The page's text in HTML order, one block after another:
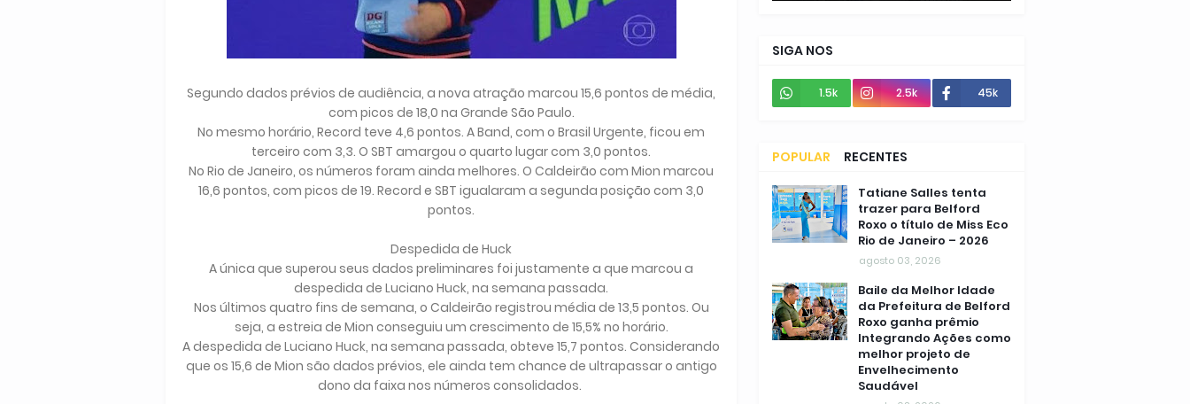
Segundo dados prévios de audiência, a nova atração marcou 15,6 pontos de média,
com picos de 18,0 na Grande São Paulo.
No mesmo horário, Record teve 4,6 pontos. A Band, com o Brasil Urgente, ficou em
terceiro com 3,3. O SBT amargou o quarto lugar com 3,0 pontos.
No Rio de Janeiro, os números foram ainda melhores. O Caldeirão com Mion marcou
16,6 pontos, com picos de 19. Record e SBT igualaram a segunda posição com 3,0
pontos.
Despedida de Huck
A única que superou seus dados preliminares foi justamente a que marcou a
despedida de Luciano Huck, na semana passada.
Nos últimos quatro fins de semana, o Caldeirão registrou média de 13,5 pontos. Ou
seja, a estreia de Mion conseguiu um crescimento de 15,5% no horário.
A despedida de Luciano Huck, na semana passada, obteve 15,7 pontos. Considerando
que os 15,6 de Mion são dados prévios, ele ainda tem chance de ultrapassar o antigo
dono da faixa nos números consolidados.
SIGA NOS
1.5k 2.5k 45k
POPULAR
RECENTES
COMENTÁRIOSTatiane Salles tenta
trazer para Belford
Roxo o título de Miss Eco
Rio de Janeiro – 2026
agosto 03, 2026
Baile da Melhor Idade
da Prefeitura de Belford
Roxo ganha prêmio
Integrando Ações como
melhor projeto de
Envelhecimento
Saudável